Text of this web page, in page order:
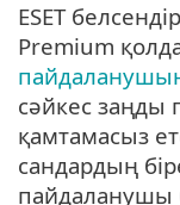
ESET
Premium
сәйкес заңды
қамтамасыз
сандардың
пайдаланушы